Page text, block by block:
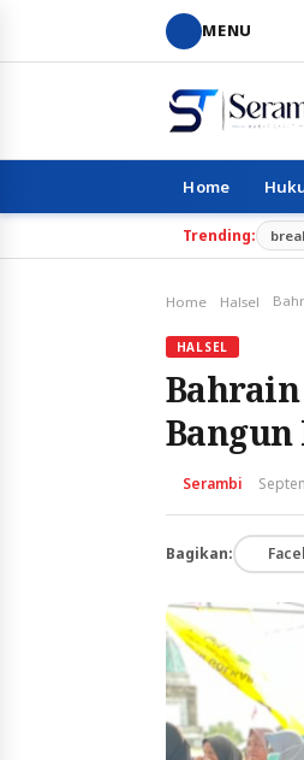
MENU
Home
Trending:
Home Halsel
HALSEL
Serambi
Bagikan: